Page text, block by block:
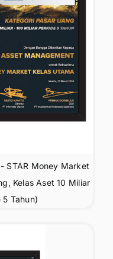
STAR Money Market
Kelas Aset 10 Miliar
Tahun)